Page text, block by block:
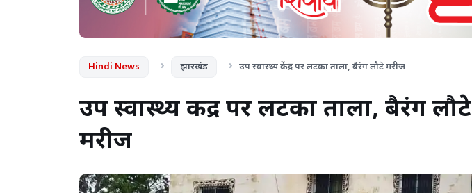
Hindi News झारखंड उप स्वास्थ्य केंद्र पर लटका ताला, बैरंग लौटे मरीज
उप स्वास्थ्य केंद्र पर लटका ताला, बैरंग लौटे
मरीज